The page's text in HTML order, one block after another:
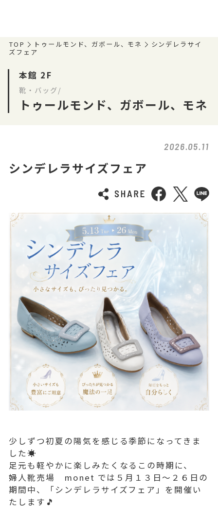
TOP トゥールモンド、ガボール、モネ
シンデレラサイ
ズフェア
本館 2F
靴・バッグ/
トゥールモンド、ガボール、モネ
2026.05.11
シンデレラサイズフェア
少しずつ初夏の陽気を感じる季節になってきま
した☀️
足元も軽やかに楽しみたくなるこの時期に、
婦人靴売場 monet では５月１３日〜２６日の
期間中、「シンデレラサイズフェア」を開催い
たします🎵